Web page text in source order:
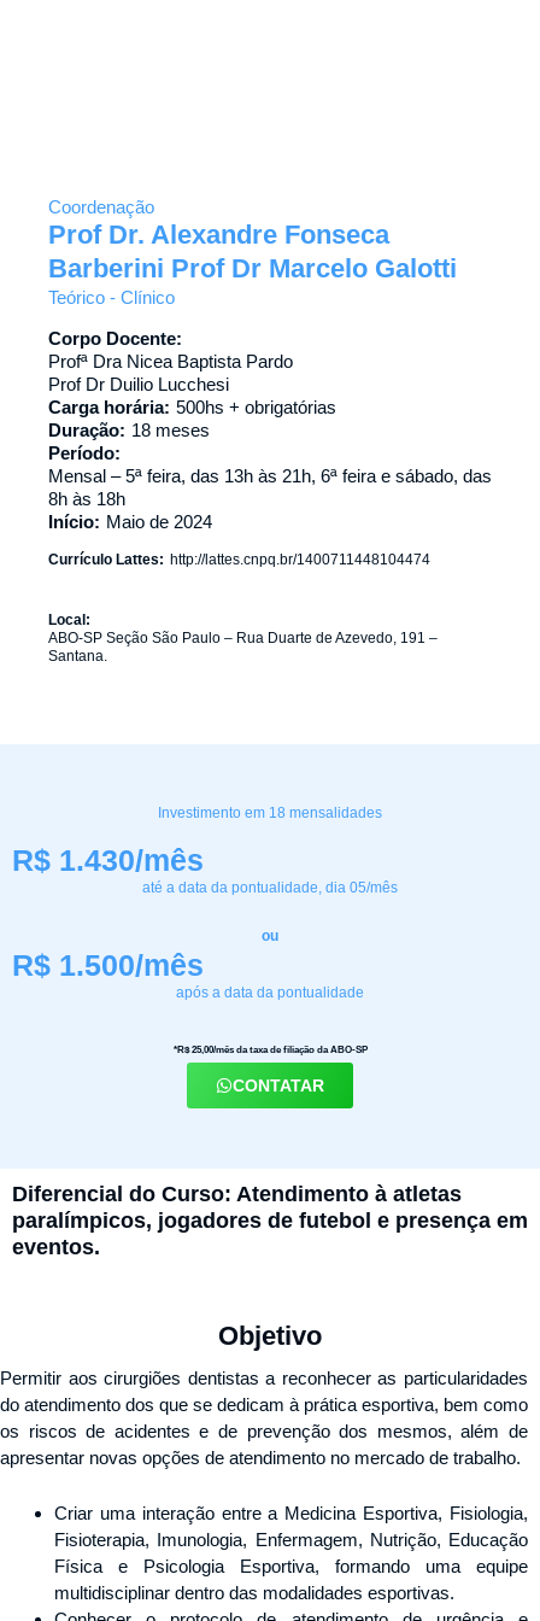
Coordenação
Prof Dr. Alexandre Fonseca
Barberini Prof Dr Marcelo Galotti
Teórico - Clínico
Corpo Docente:
Profª Dra Nicea Baptista Pardo
Prof Dr Duilio Lucchesi
Carga horária: 500hs + obrigatórias
Duração: 18 meses
Período:
Mensal – 5ª feira, das 13h às 21h, 6ª feira e sábado, das
8h às 18h
Início: Maio de 2024
Currículo Lattes: http://lattes.cnpq.br/1400711448104474
Local:
ABO-SP Seção São Paulo – Rua Duarte de Azevedo, 191 –
Santana.
Investimento em 18 mensalidades
R$ 1.430/mês
até a data da pontualidade, dia 05/mês
ou
R$ 1.500/mês
após a data da pontualidade
*R$ 25,00/mês da taxa de filiação da ABO-SP
CONTATAR
Diferencial do Curso: Atendimento à atletas
paralímpicos, jogadores de futebol e presença em
eventos.
Objetivo
Permitir aos cirurgiões dentistas a reconhecer as particularidades
do atendimento dos que se dedicam à prática esportiva, bem como
os riscos de acidentes e de prevenção dos mesmos, além de
apresentar novas opções de atendimento no mercado de trabalho.
Criar uma interação entre a Medicina Esportiva, Fisiologia,
Fisioterapia, Imunologia, Enfermagem, Nutrição, Educação
Física e Psicologia Esportiva, formando uma equipe
multidisciplinar dentro das modalidades esportivas.